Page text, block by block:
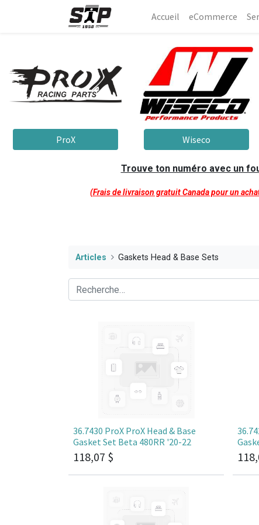
Accueil eCommerce​
ProX Wiseco
Trouve ton numéro avec un
(Frais de livraison gratuit Canada pour un
Articles Gaskets Head & Base Sets
36.7430 ProX ProX Head & Base
Gasket Set Beta 480RR '20-22
118,07 $